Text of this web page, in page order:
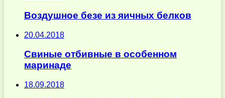
Воздушное безе из яичных белков
20.04.2018
Свиные отбивные в особенном
маринаде
18.09.2018